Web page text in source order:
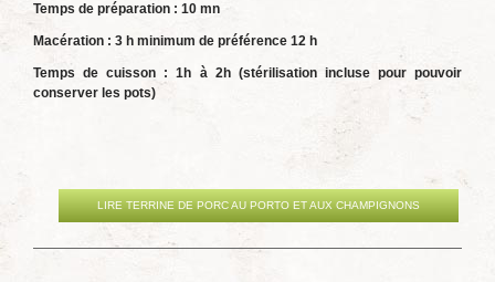
Temps de préparation : 10 mn
Macération : 3 h minimum de préférence 12 h
Temps de cuisson : 1h à 2h (stérilisation incluse pour pouvoir
conserver les pots)
LIRE TERRINE DE PORC AU PORTO ET AUX CHAMPIGNONS